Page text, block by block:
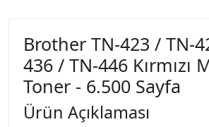
Brother TN-423 / TN-
436 / TN-446 Kırmızı
Toner - 6.500 Sayfa
Ürün Açıklaması